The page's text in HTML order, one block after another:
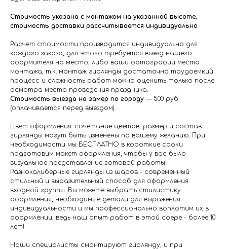
Стоимость указана с монтажом на указанной высоте,
стоимость доставки рассчитывается индивидуально
Расчет стоимости производится индивидуально для
каждого заказа, для этого требуется выезд нашего
оформителя на место, либо ваши фотографии места
монтажа, т.к. монтаж гирлянды достаточно трудоемкий
процесс и сложность работ можно оценить только после
осмотра места проведения праздника.
Стоимость выезда на замер по городу— 500 руб.
(оплачивается перед выездом).
Цвет оформления: сочетание цветов, размер и состав
гирлянды могут быть изменены по вашему желанию. При
необходимости мы БЕСПЛАТНО в короткие сроки
подготовим макет оформления, чтобы у вас было
визуальное представление готовой работы!
Разнокалиберные гирлянды из шаров - современный
стильный и выразительный способ для оформления
входной группы. Вы можете выбрать стилистику
оформления, необходимые детали для выражения
индивидуальности и мы профессионально воплотим их в
оформлении, ведь наш опыт работ в этой сфере - более 10
лет!
Наши специалисты смонтируют гирлянду, и при